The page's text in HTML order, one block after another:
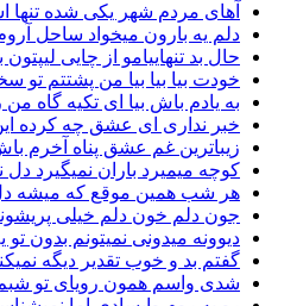
آهای مردم شهر یکی شده تنها
دلم یه بارون میخواد ساحل
حال بد تنهاییامو از چایی
خودت بیا بیا بیا من پشتتم تو
به یادم باش بیا ای تکیه گاه من
خبر نداری ای عشق چه کرده
زیباترین غم عشق پناه آخرم
کوچه میمیرد باران نمیگیرد دل
هر شب همین موقع که میشه دل
جون دلم خون دلم خیلی
دیوونه میدونی نمیتونم بدون
گفتم بد و خوب تقدیر دیگه
شدی واسم همون رویای تو شبم